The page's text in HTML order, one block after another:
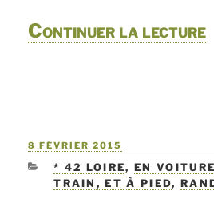
Continuer la lecturede
PUBLIÉ
8 FÉVRIER 2015
CATÉGORIES
* 42 LOIRE,EN
TRAIN, ET À PIED,